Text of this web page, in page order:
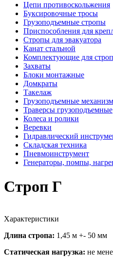
Цепи противоскольжения
Буксировочные тросы
Грузоподъемные стропы
Приспособления для
Стропы для эвакуатора
Канат стальной
Комплектующие для
Захваты
Блоки монтажные
Домкраты
Такелаж
Грузоподъемные
Траверсы грузоподъемные
Колеса и ролики
Веревки
Гидравлический
Складская техника
Пневмоинструмент
Генераторы, помпы,
Строп Г
Характеристики
Длина стропа: 1,45 м +- 50 мм
Статическая нагрузка: не